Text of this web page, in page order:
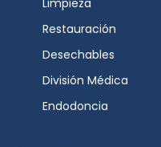
Limpieza
Restauración
Desechables
División Médica
Endodoncia